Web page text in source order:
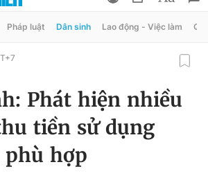
Pháp luật Dân sinh Lao động - Việc làm
Phát hiện nhiều
tiền sử dụng
phù hợp